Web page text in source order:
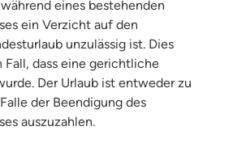
eines bestehenden
ein Verzicht auf den
unzulässig ist. Dies
dass eine gerichtliche
Der Urlaub ist entweder zu
der Beendigung des
auszuzahlen.